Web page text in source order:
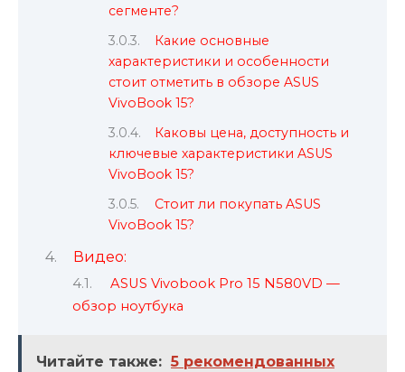
сегменте?
Какие основные
характеристики и особенности
стоит отметить в обзоре ASUS
VivoBook 15?
Каковы цена, доступность и
ключевые характеристики ASUS
VivoBook 15?
Стоит ли покупать ASUS
VivoBook 15?
Видео:
ASUS Vivobook Pro 15 N580VD —
обзор ноутбука
Читайте также: 5 рекомендованных